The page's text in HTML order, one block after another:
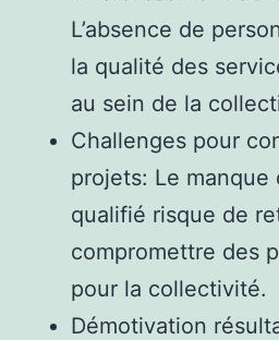
L’absence de
la qualité des
au sein de la
Challenges pour
projets: Le manque
qualifié risque de
compromettre des
pour la collectivité.
Démotivation